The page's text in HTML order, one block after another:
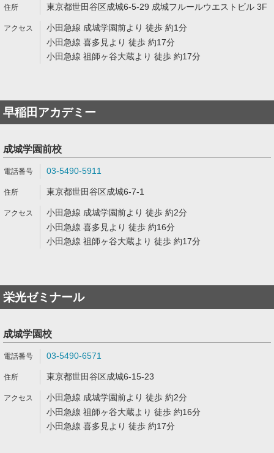
東京都世田谷区成城6-5-29 成城フルールウエストビル 3F
小田急線 成城学園前より 徒歩 約1分
小田急線 喜多見より 徒歩 約17分
小田急線 祖師ヶ谷大蔵より 徒歩 約17分
早稲田アカデミー
成城学園前校
03-5490-5911
東京都世田谷区成城6-7-1
小田急線 成城学園前より 徒歩 約2分
小田急線 喜多見より 徒歩 約16分
小田急線 祖師ヶ谷大蔵より 徒歩 約17分
栄光ゼミナール
成城学園校
03-5490-6571
東京都世田谷区成城6-15-23
小田急線 成城学園前より 徒歩 約2分
小田急線 祖師ヶ谷大蔵より 徒歩 約16分
小田急線 喜多見より 徒歩 約17分